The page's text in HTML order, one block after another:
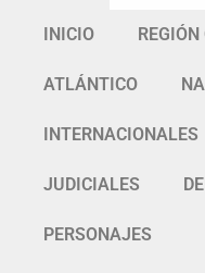
INICIO
ATLÁNTICO
INTERNACIONALES
JUDICIALES
PERSONAJES